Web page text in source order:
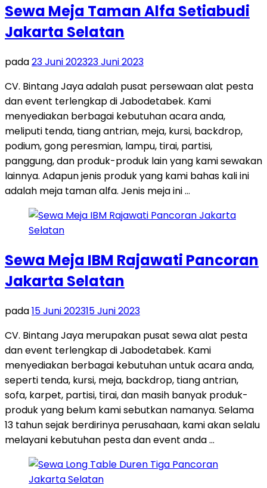
Sewa Meja Taman Alfa Setiabudi
Jakarta Selatan
pada23 Juni 202323 Juni 2023
CV. Bintang Jaya adalah pusat persewaan alat pesta
dan event terlengkap di Jabodetabek. Kami
menyediakan berbagai kebutuhan acara anda,
meliputi tenda, tiang antrian, meja, kursi, backdrop,
podium, gong peresmian, lampu, tirai, partisi,
panggung, dan produk-produk lain yang kami sewakan
lainnya. Adapun jenis produk yang kami bahas kali ini
adalah meja taman alfa. Jenis meja ini …
Sewa Meja IBM Rajawati Pancoran
Jakarta Selatan
pada15 Juni 202315 Juni 2023
CV. Bintang Jaya merupakan pusat sewa alat pesta
dan event terlengkap di Jabodetabek. Kami
menyediakan berbagai kebutuhan untuk acara anda,
seperti tenda, kursi, meja, backdrop, tiang antrian,
sofa, karpet, partisi, tirai, dan masih banyak produk-
produk yang belum kami sebutkan namanya. Selama
13 tahun sejak berdirinya perusahaan, kami akan selalu
melayani kebutuhan pesta dan event anda …